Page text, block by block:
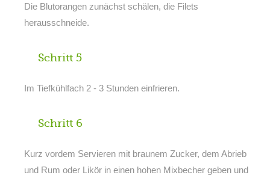
Die Blutorangen zunächst schälen, die Filets
herausschneide.
Schritt 5
Im Tiefkühlfach 2 - 3 Stunden einfrieren.
Schritt 6
Kurz vordem Servieren mit braunem Zucker, dem Abrieb
und Rum oder Likör in einen hohen Mixbecher geben und